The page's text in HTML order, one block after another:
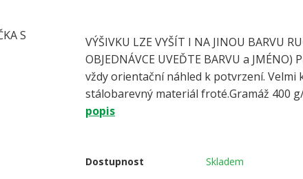
VÝŠIVKU LZE VYŠÍT I NA JINOU BARVU
OBJEDNÁVCE UVEĎTE BARVU a JMÉNO)
vždy orientační náhled k potvrzení. Velmi
stálobarevný materiál froté.Gramáž 400
popis
Dostupnost Skladem